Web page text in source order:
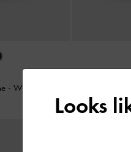
- Wineberry Red
Looks